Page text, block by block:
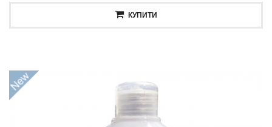
КУПИТИ